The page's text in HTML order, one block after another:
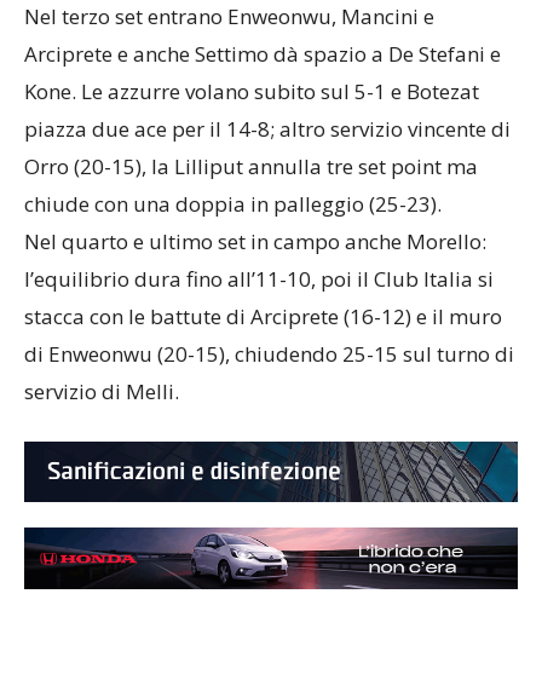
Nel terzo set entrano Enweonwu, Mancini e
Arciprete e anche Settimo dà spazio a De Stefani e
Kone. Le azzurre volano subito sul 5-1 e Botezat
piazza due ace per il 14-8; altro servizio vincente di
Orro (20-15), la Lilliput annulla tre set point ma
chiude con una doppia in palleggio (25-23).
Nel quarto e ultimo set in campo anche Morello:
l’equilibrio dura fino all’11-10, poi il Club Italia si
stacca con le battute di Arciprete (16-12) e il muro
di Enweonwu (20-15), chiudendo 25-15 sul turno di
servizio di Melli.